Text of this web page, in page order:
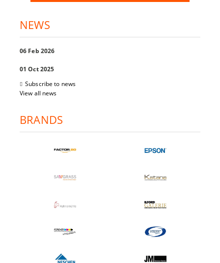
NEWS
06 Feb 2026
01 Oct 2025
Subscribe to news
View all news
BRANDS